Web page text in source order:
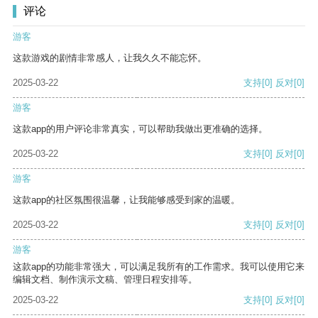
评论
游客
这款游戏的剧情非常感人，让我久久不能忘怀。
2025-03-22 支持[0] 反对[0]
游客
这款app的用户评论非常真实，可以帮助我做出更准确的选择。
2025-03-22 支持[0] 反对[0]
游客
这款app的社区氛围很温馨，让我能够感受到家的温暖。
2025-03-22 支持[0] 反对[0]
游客
这款app的功能非常强大，可以满足我所有的工作需求。我可以使用它来
编辑文档、制作演示文稿、管理日程安排等。
2025-03-22
支持[0] 反对[0]